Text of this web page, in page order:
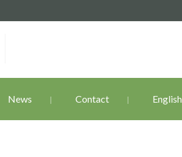
News Contact English